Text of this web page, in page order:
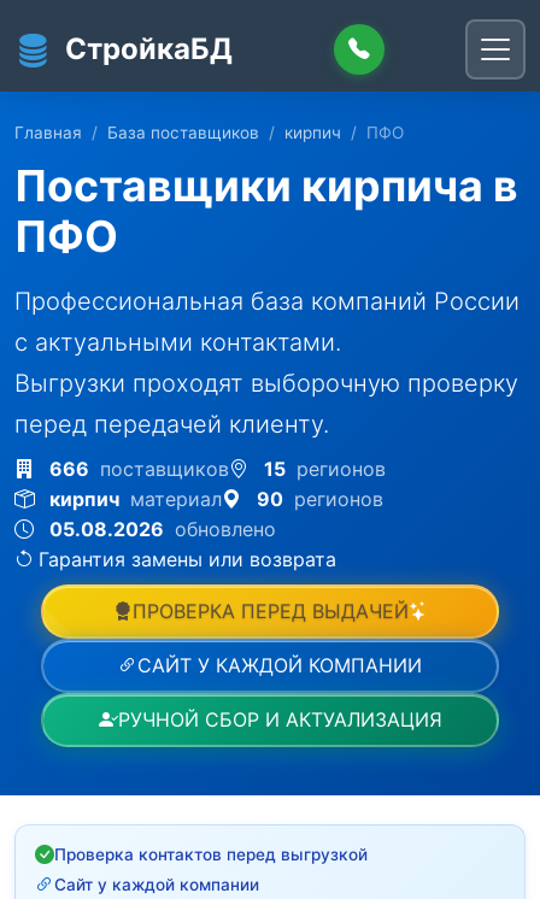
СтройкаБД
Главная База поставщиков кирпич ПФО
Поставщики кирпича в
ПФО
Профессиональная база компаний России
с актуальными контактами.
Выгрузки проходят выборочную проверку
перед передачей клиенту.
666 поставщиков 15 регионов
кирпич материал 90 регионов
05.08.2026 обновлено
Гарантия замены или возврата
ПРОВЕРКА ПЕРЕД ВЫДАЧЕЙ
САЙТ У КАЖДОЙ КОМПАНИИ
РУЧНОЙ СБОР И АКТУАЛИЗАЦИЯ
Проверка контактов перед выгрузкой
Сайт у каждой компании